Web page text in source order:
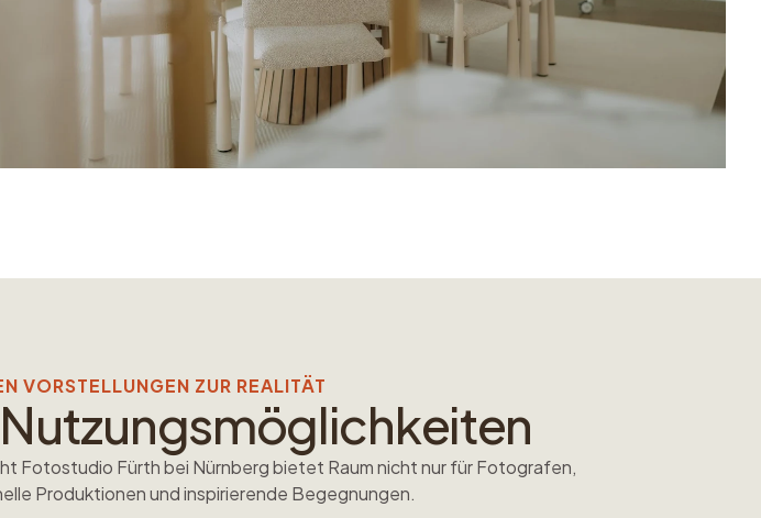
VORSTELLUNGEN ZUR REALITÄT
Fotostudio Fürth bei Nürnberg bietet Raum nicht nur für Fotografen,
Produktionen und inspirierende Begegnungen.